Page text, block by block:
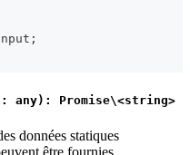
;
any): Promise\<string>
données statiques
être fournies